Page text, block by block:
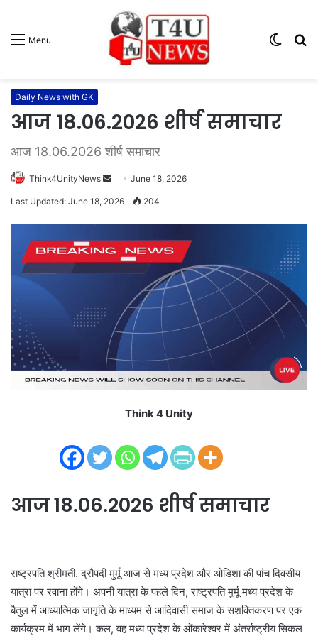
Menu
Switch
Daily News with GK
आज 18.06.2026 शीर्ष समाचार
आज 18.06.2026 शीर्ष समाचार
Think4UnityNews
a
n
i
June 18, 2026
Last Updated: June 18, 2026 204
Think 4 Unity
आज 18.06.2026 शीर्ष समाचार
राष्ट्रपति श्रीमती. द्रौपदी मुर्मू आज से मध्य प्रदेश और ओडिशा की पांच दिवसीय
यात्रा पर रवाना होंगे। अपनी यात्रा के पहले दिन, राष्ट्रपति मुर्मू मध्य प्रदेश के
बैतुल में आध्यात्मिक जागृति के माध्यम से आदिवासी समाज के सशक्तिकरण पर एक
कार्यक्रम में भाग लेंगे। कल, वह मध्य प्रदेश के ओंकारेश्वर में अंतर्राष्ट्रीय सिकल